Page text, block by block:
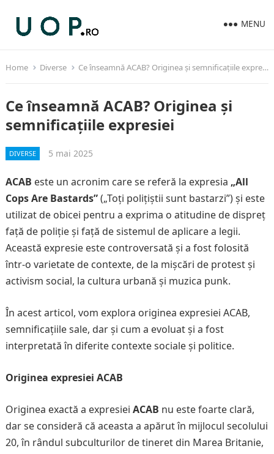
MENU
Home Diverse Ce înseamnă ACAB? Originea și semnificațiile expresiei
Ce înseamnă ACAB? Originea și
semnificațiile expresiei
DIVERSE 5 mai 2025
ACAB este un acronim care se referă la expresia „All
Cops Are Bastards”(„Toți polițiștii sunt bastarzi”) și este
utilizat de obicei pentru a exprima o atitudine de dispreț
față de poliție și față de sistemul de aplicare a legii.
Această expresie este controversată și a fost folosită
într-o varietate de contexte, de la mișcări de protest și
activism social, la cultura urbană și muzica punk.
În acest articol, vom explora originea expresiei ACAB,
semnificațiile sale, dar și cum a evoluat și a fost
interpretată în diferite contexte sociale și politice.
Originea expresiei ACAB
Originea exactă a expresiei ACAB nu este foarte clară,
dar se consideră că aceasta a apărut în mijlocul secolului
20, în rândul subculturilor de tineret din Marea Britanie,